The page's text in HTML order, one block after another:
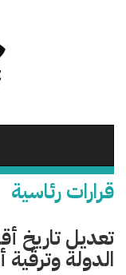
قرارات رئاسية
تعديل تاريخ
الدولة وترقية